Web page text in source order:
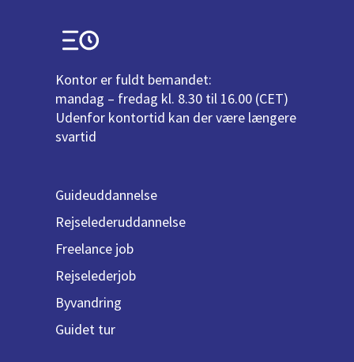
Kontor er fuldt bemandet:
mandag – fredag kl. 8.30 til 16.00 (CET)
Udenfor kontortid kan der være længere
svartid
Guideuddannelse
Rejselederuddannelse
Freelance job
Rejselederjob
Byvandring
Guidet tur